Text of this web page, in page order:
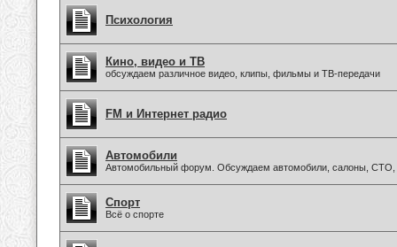
Психология
Кино, видео и ТВ
обсуждаем различное видео, клипы, фильмы и ТВ-передачи
FM и Интернет радио
Автомобили
Автомобильный форум. Обсуждаем автомобили, салоны, СТО,
Спорт
Всё о спорте